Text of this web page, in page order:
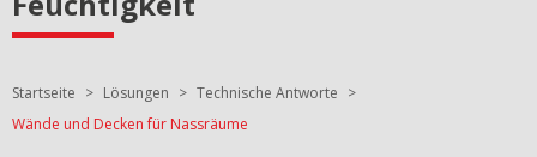
Sie sind hier:
Startseite Lösungen
Technische Antworte
Wände und Decken für Nassräume